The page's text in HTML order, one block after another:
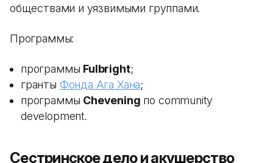
обществами и уязвимыми группами.
Программы:
программы Fulbright;
гранты Фонда Ага Хана;
программы Chevening по community
development.
Сестринское дело и акушерство